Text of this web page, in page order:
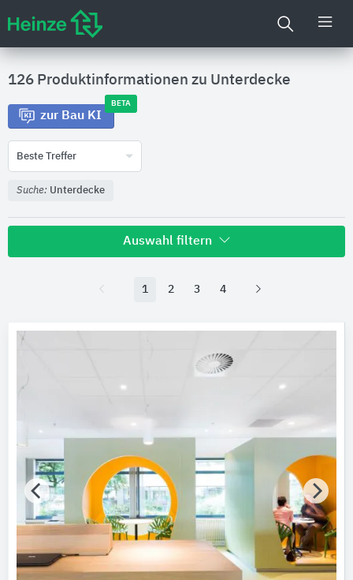
126 Produktinformationen zu Unterdecke
zur Bau KI
BETA
Beste Treffer
Suche: Unterdecke
Auswahl filtern
Knauf Gips
Bauen im Bestand
Bitte auswählen
Nachhaltigkeit
Nachhaltigkeitsinfo vorhanden
Umweltdeklarationen (EPDs)
1 2 3 4